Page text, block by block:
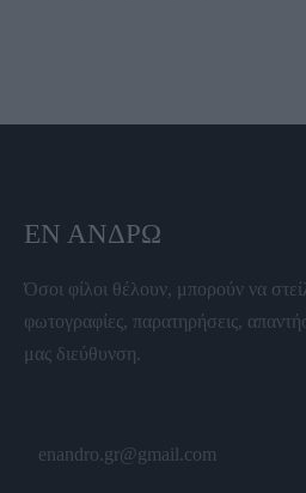
ΕΝ ΆΝΔΡΩ
Όσοι φίλοι θέλουν, μπορούν να
φωτογραφίες, παρατηρήσεις,
μας διεύθυνση.
enandro.gr@gmail.com